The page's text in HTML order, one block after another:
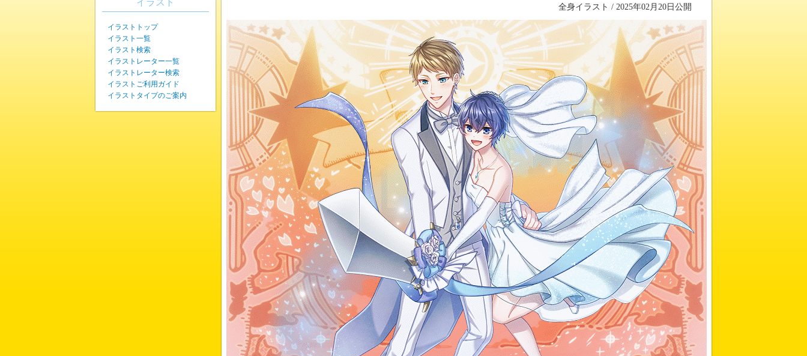
全身イラスト / 2025年02月20日公開
イラスト
イラストトップ
イラスト一覧
イラスト検索
イラストレーター一覧
イラストレーター検索
イラストご利用ガイド
イラストタイプのご案内